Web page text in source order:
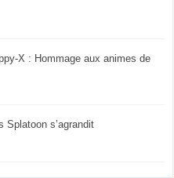
X : Hommage aux animes de
Splatoon s’agrandit